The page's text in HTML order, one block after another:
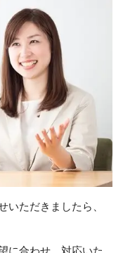
いただきましたら、
に合わせ、対応いた